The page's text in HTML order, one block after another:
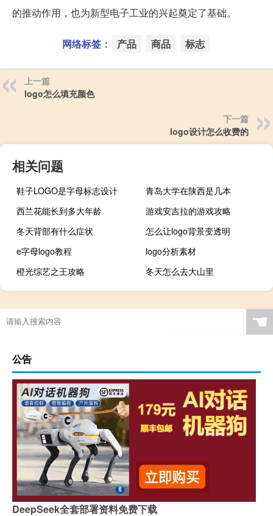
的推动作用，也为新型电子工业的兴起奠定了基础。
网络标签： 产品 商品 标志
上一篇
logo怎么填充颜色
下一篇
logo设计怎么收费的
相关问题
鞋子LOGO是字母标志设计
青岛大学在陕西是几本
西兰花能长到多大年龄
游戏安吉拉的游戏攻略
冬天背部有什么症状
怎么让logo背景变透明
e字母logo教程
logo分析素材
橙光综艺之王攻略
冬天怎么去大山里
☚
公告
DeepSeek全套部署资料免费下载